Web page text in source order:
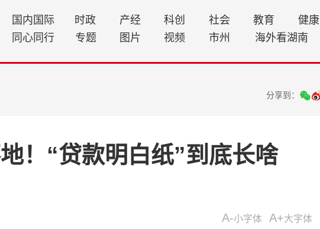
国内国际 时政 产经 科创 社会 教育 健康
同心同行
专题 图片 视频 市州 海外看湖南
分享到：
！“贷款明白纸”到底长啥
A-小字体 A+大字体